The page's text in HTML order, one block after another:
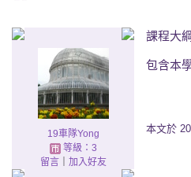
19車隊Yong
等級：3
留言｜ 加入好友
課程大
包含本
本文於